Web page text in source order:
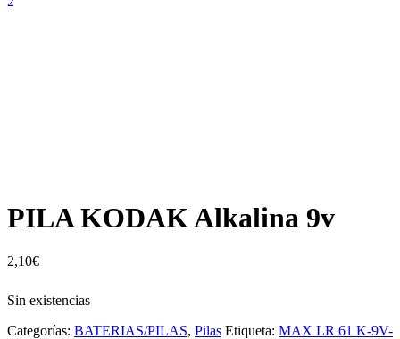
PILA KODAK Alkalina 9v
2,10€
Sin existencias
Categorías: BATERIAS/PILAS, Pilas Etiqueta: MAX LR 61 K-9V-